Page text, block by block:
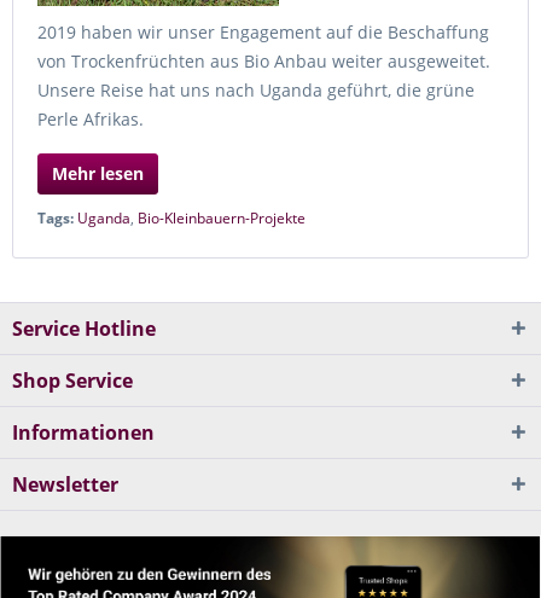
2019 haben wir unser Engagement auf die Beschaffung
von Trockenfrüchten aus Bio Anbau weiter ausgeweitet.
Unsere Reise hat uns nach Uganda geführt, die grüne
Perle Afrikas.
Mehr lesen
Tags: Uganda, Bio-Kleinbauern-Projekte
Service Hotline
Shop Service
Informationen
Newsletter